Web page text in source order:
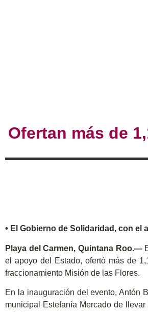
Ofertan más de
• El Gobierno de Solidaridad, con
Playa del Carmen, Quintana Roo.—
el apoyo del Estado, ofertó más de
fraccionamiento Misión de las Flores.
En la inauguración del evento, Antón
municipal Estefanía Mercado de